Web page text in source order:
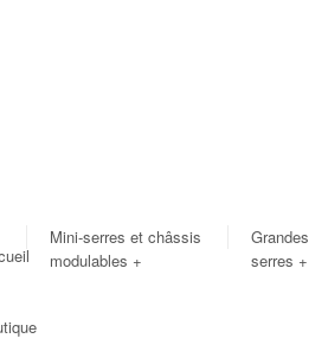
Mini-serres et châssis
modulables +
Grandes
serres +